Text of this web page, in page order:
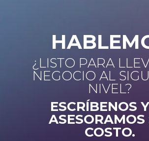
¿LISTO PARA
NEGOCIO AL
NIVEL?
ESCRÍBENOS
ASESORAMOS
COSTO.